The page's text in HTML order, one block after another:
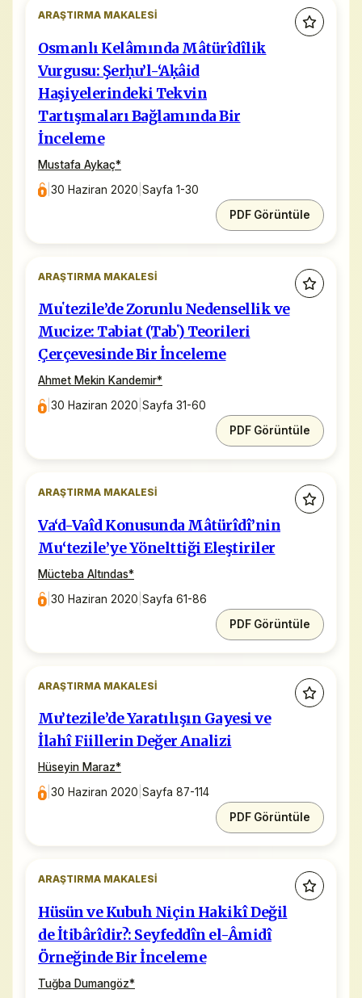
ARAŞTIRMA MAKALESI
Osmanlı Kelâmında Mâtürîdîlik
Vurgusu: Şerḥu’l-‘Aḳâid
Haşiyelerindeki Tekvin
Tartışmaları Bağlamında Bir
İnceleme
Mustafa Aykaç*
|30 Haziran 2020 |Sayfa 1-30
PDF Görüntüle
ARAŞTIRMA MAKALESI
Muʽtezile’de Zorunlu Nedensellik ve
Mucize: Tabiat (Tabʽ) Teorileri
Çerçevesinde Bir İnceleme
Ahmet Mekin Kandemir*
|30 Haziran 2020 |Sayfa 31-60
PDF Görüntüle
ARAŞTIRMA MAKALESI
Va‘d-Vaîd Konusunda Mâtürîdî’nin
Mu‘tezile’ye Yönelttiği Eleştiriler
Mücteba Altındas*
|30 Haziran 2020 |Sayfa 61-86
PDF Görüntüle
ARAŞTIRMA MAKALESI
Mu’tezile’de Yaratılışın Gayesi ve
İlahî Fiillerin Değer Analizi
Hüseyin Maraz*
|30 Haziran 2020 |Sayfa 87-114
PDF Görüntüle
ARAŞTIRMA MAKALESI
Hüsün ve Kubuh Niçin Hakikî Değil
de İtibârîdir?: Seyfeddîn el-Âmidî
Örneğinde Bir İnceleme
Tuğba Dumangöz*